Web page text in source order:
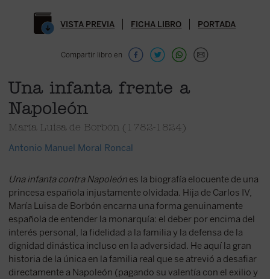
VISTA PREVIA FICHA LIBRO PORTADA
Compartir libro en
Una infanta frente a
Napoleón
María Luisa de Borbón (1782-1824)
Antonio Manuel Moral Roncal
Una infanta contra Napoleónes la biografía elocuente de una
princesa española injustamente olvidada. Hija de Carlos IV,
María Luisa de Borbón encarna una forma genuinamente
española de entender la monarquía: el deber por encima del
interés personal, la fidelidad a la familia y la defensa de la
dignidad dinástica incluso en la adversidad. He aquí la gran
historia de la única en la familia real que se atrevió a desafiar
directamente a Napoleón (pagando su valentía con el exilio y